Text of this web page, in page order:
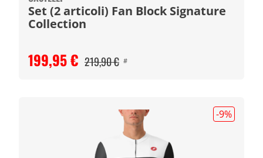
Set (2 articoli) Fan Block Signature
Collection
199,95 € 219,90 € #
-9%